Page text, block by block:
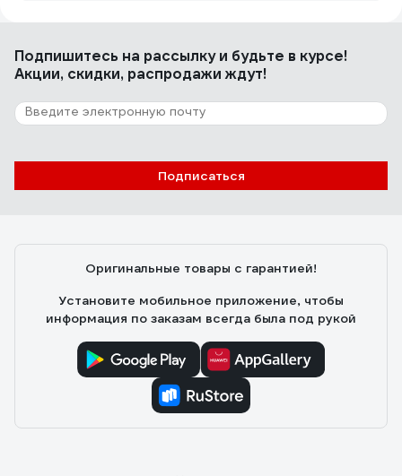
Подпишитесь на рассылкуи будьте в курсе!
Акции, скидки, распродажи ждут!
Подписаться
Оригинальные товары с гарантией!
Установите мобильное приложение, чтобы
информация по заказам всегда была под рукой